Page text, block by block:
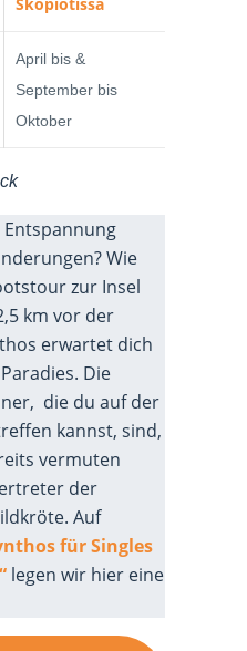
April bis &
September bis
Oktober
Entspannung
Wie
zur Insel
km vor der
erwartet dich
Die
die du auf der
kannst, sind,
vermuten
der
Auf
für Singles
legen wir hier eine